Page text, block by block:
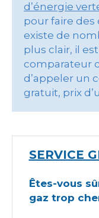
d’énergie
pour faire des
existe de
plus clair, il
comparateur
d’appeler un
gratuit, prix
SERVICE
Êtes-vous
gaz trop